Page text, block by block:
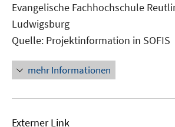
Evangelische Fachhochschule
Ludwigsburg
Quelle: Projektinformation in SOFIS
mehr Informationen
Externer Link